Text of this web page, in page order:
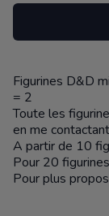
Description
Figurines D&D
= 2
Toute les
en me
A partir de 10
Pour 20
Pour plus